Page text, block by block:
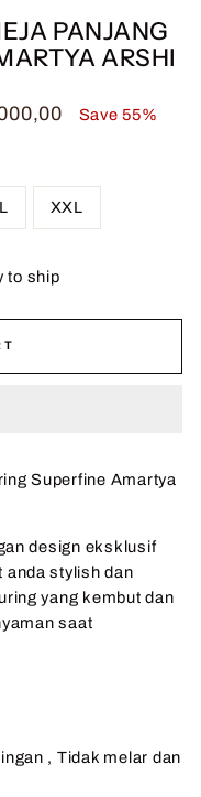
PANJANG
ARSHI
Save 55%
XXL
to ship
Superfine Amartya
design eksklusif
anda stylish dan
yang kembut dan
saat
, Tidak melar dan